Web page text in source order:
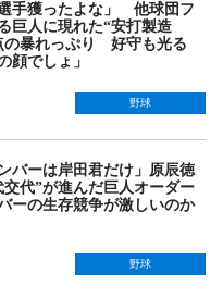
選手獲ったよな」 他球団フ
巨人に現れた“安打製造
暴れっぷり 好守も光る
顔でしょ」
野球
バーは岸田君だけ」原辰徳
交代”が進んだ巨人オーダー
ーの生存競争が激しいのか
野球